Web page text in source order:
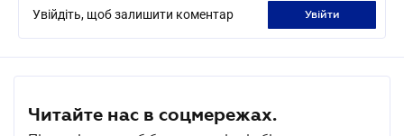
Увійдіть, щоб залишити коментар увійти
Читайте нас в соцмережах.